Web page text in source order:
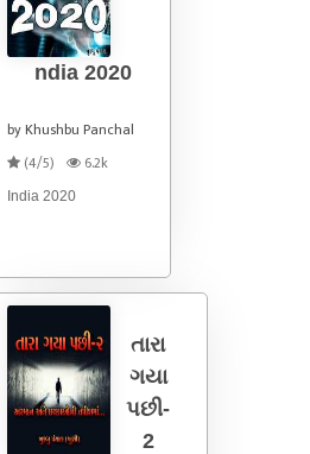
ndia 2020
by Khushbu Panchal
(4/5)
6.2k
India 2020
તારા
ગયા
પછી-
2